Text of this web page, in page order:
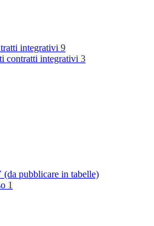
integrativi 9
contratti integrativi 3
(da pubblicare in tabelle)
1